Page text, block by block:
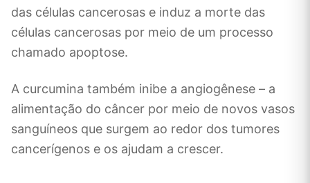
das células cancerosas e induz a morte das
células cancerosas por meio de um processo
chamado apoptose.
A curcumina também inibe a angiogênese – a
alimentação do câncer por meio de novos vasos
sanguíneos que surgem ao redor dos tumores
cancerígenos e os ajudam a crescer.